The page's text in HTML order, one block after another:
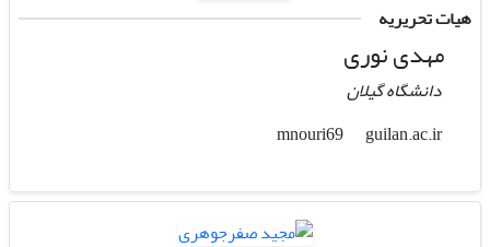
هیات تحریریه
مهدی نوری
دانشگاه گیلان
mnouri69
guilan.ac.ir